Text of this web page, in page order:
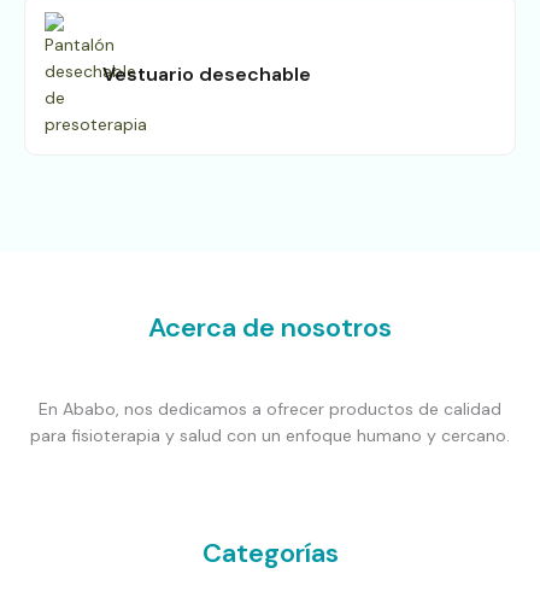
Vestuario desechable
Acerca de nosotros
En Ababo, nos dedicamos a ofrecer productos de calidad
para fisioterapia y salud con un enfoque humano y cercano.
Categorías